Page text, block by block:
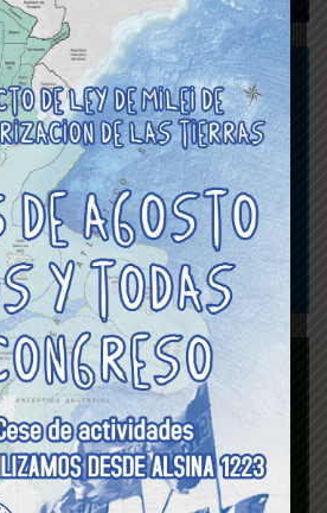
Familiares
del Poder
de la CABA
de vida